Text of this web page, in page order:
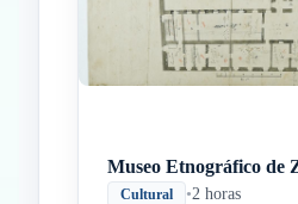
Museo Etnográfico de
Cultural •2 horas